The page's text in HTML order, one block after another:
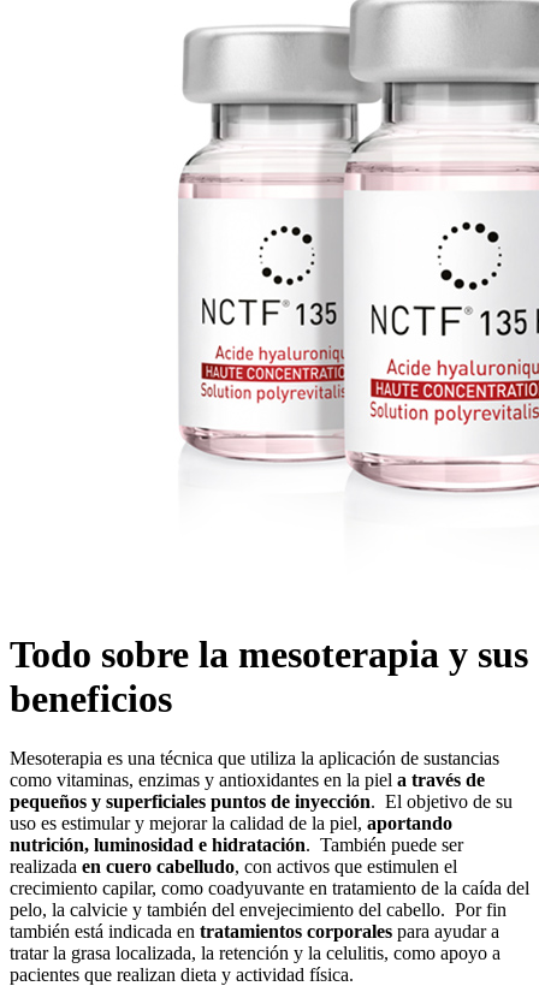
Todo sobre la mesoterapia y sus
beneficios
Mesoterapia es una técnica que utiliza la aplicación de sustancias
como vitaminas, enzimas y antioxidantes en la piel a través de
pequeños y superficiales puntos de inyección. El objetivo de su
uso es estimular y mejorar la calidad de la piel, aportando
nutrición, luminosidad e hidratación. También puede ser
realizada en cuero cabelludo, con activos que estimulen el
crecimiento capilar, como coadyuvante en tratamiento de la caída del
pelo, la calvicie y también del envejecimiento del cabello. Por fin
también está indicada en tratamientos corporales para ayudar a
tratar la grasa localizada, la retención y la celulitis, como apoyo a
pacientes que realizan dieta y actividad física.